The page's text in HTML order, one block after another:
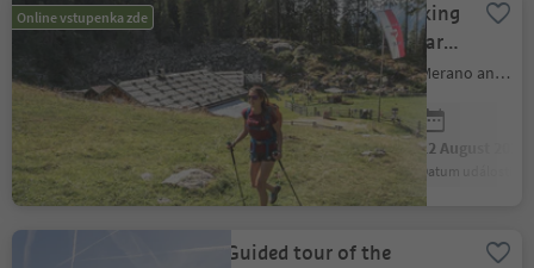
Online vstupenka zde
Shuttle Naturno - parking
lot Kreuzbrünnl (outward
journey)
Naturns/Naturno, Meran/Merano and environs
10 August 2026
datum události
12 August 2026
datum události
Guided tour of the